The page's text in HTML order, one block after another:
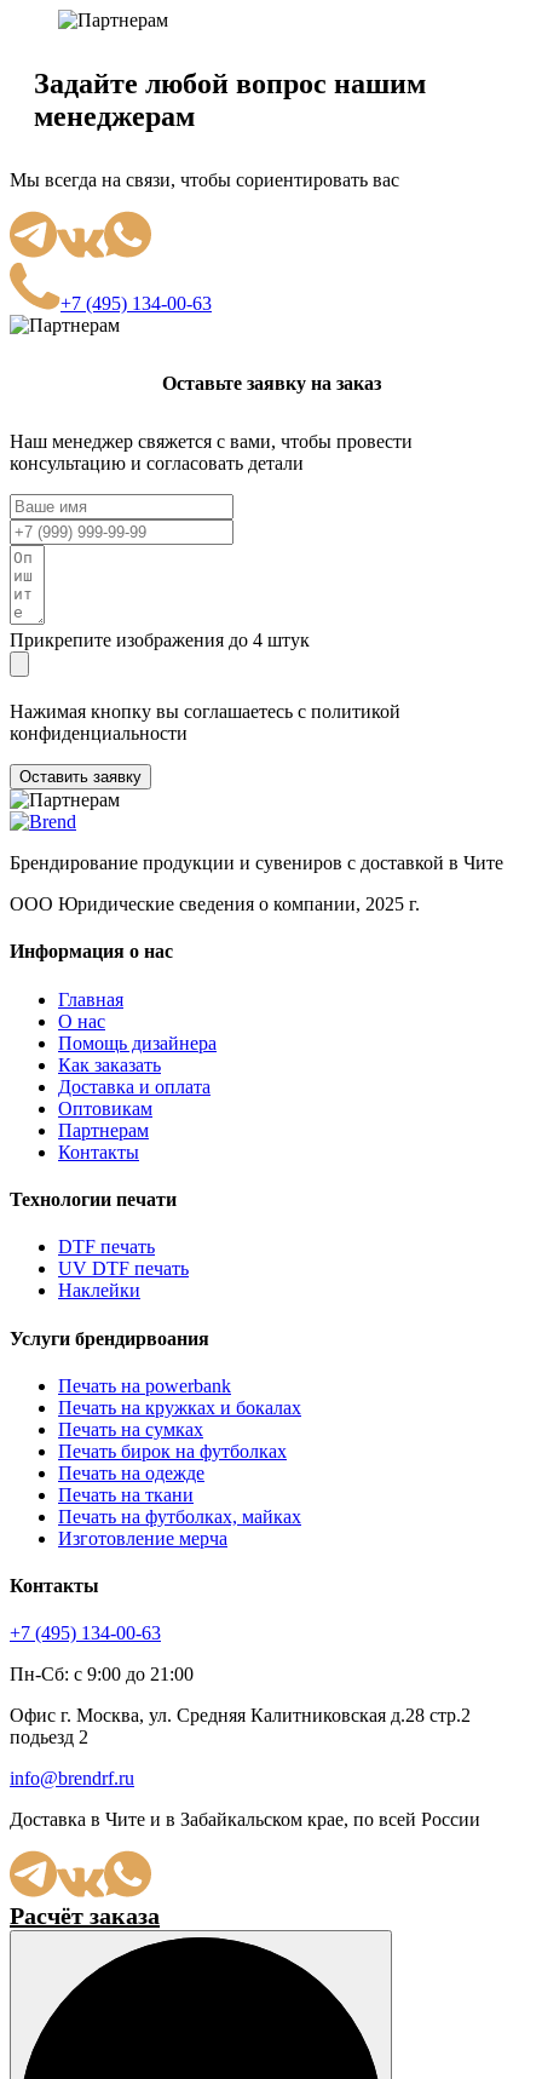
Задайте любой вопрос нашим
менеджерам
Мы всегда на связи, чтобы сориентировать вас
+7 (495) 134-00-63
Оставьте заявку на заказ
Наш менеджер свяжется с вами, чтобы провести
консультацию и согласовать детали
Прикрепите изображения до 4 штук
Нажимая кнопку вы соглашаетесь с политикой
конфиденциальности
Оставить заявку
Брендирование продукции и сувениров с доставкой в Чите
ООО Юридические сведения о компании, 2025 г.
Информация о нас
Главная
О нас
Помощь дизайнера
Как заказать
Доставка и оплата
Оптовикам
Партнерам
Контакты
Технологии печати
DTF печать
UV DTF печать
Наклейки
Услуги брендирвоания
Печать на powerbank
Печать на кружках и бокалах
Печать на сумках
Печать бирок на футболках
Печать на одежде
Печать на ткани
Печать на футболках, майках
Изготовление мерча
Контакты
+7 (495) 134-00-63
Пн-Сб: с 9:00 до 21:00
Офис г. Москва, ул. Средняя Калитниковская д.28 стр.2
подьезд 2
info@brendrf.ru
Доставка в Чите и в Забайкальском крае, по всей России
Расчёт заказа